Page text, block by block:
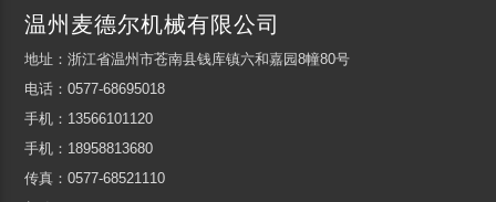
温州麦德尔机械有限公司
地址：浙江省温州市苍南县钱库镇六和嘉园8幢80号
电话：0577-68695018
手机：13566101120
手机：18958813680
传真：0577-68521110